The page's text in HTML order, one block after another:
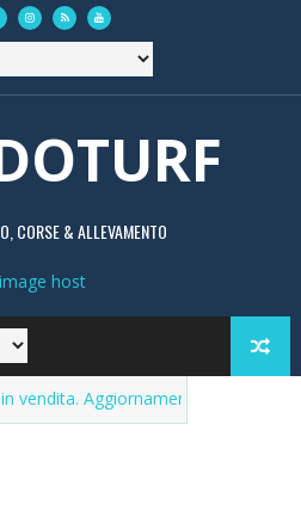
CORSE & ALLEVAMENTO
continui